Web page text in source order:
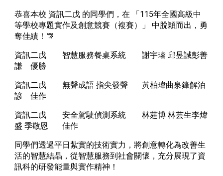
恭喜本校 資訊二戊 的同學們，在 「115年全國高級中
等學校專題實作及創意競賽（複賽）」 中脫穎而出，勇
奪佳績！🎊
資訊二戊
智慧服務餐桌系統
謝宇璿 邱昱誠彭善
謙
優勝
資訊二戊
無聲成語 指尖發聲
黃柏瑋曲泉鋒解泊
諺
佳作
資訊二戊
安全駕駛偵測系統
林莛博 林芸生李煒
盛 季敬恩
佳作
同學們透過平日紮實的技術實力，將創意轉化為改善生
活的智慧結晶，從智慧服務到社會關懷，充分展現了資
訊科的研發能量與實作精神！